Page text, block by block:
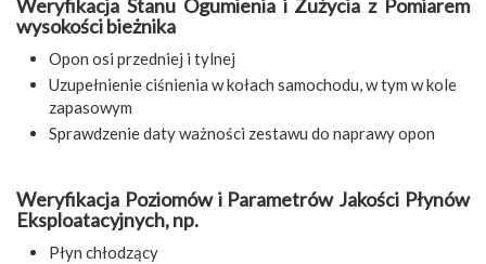
Weryfikacja Stanu Ogumienia i Zużycia z Pomiarem
wysokości bieżnika
Opon osi przedniej i tylnej
Uzupełnienie ciśnienia w kołach samochodu, w tym w kole
zapasowym
Sprawdzenie daty ważności zestawu do naprawy opon
Weryfikacja Poziomów i Parametrów Jakości Płynów
Eksploatacyjnych, np.
Płyn chłodzący